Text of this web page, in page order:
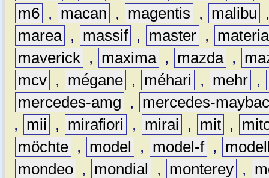
m6 , macan , magentis , malibu
marea , massif , master ,
materia
maverick , maxima , mazda ,
mcv , mégane , méhari , mehr ,
mercedes-amg
,
mercedes-
,
mii , mirafiori , mirai , mit ,
möchte , model , model-f ,
mondeo , mondial , monterey ,